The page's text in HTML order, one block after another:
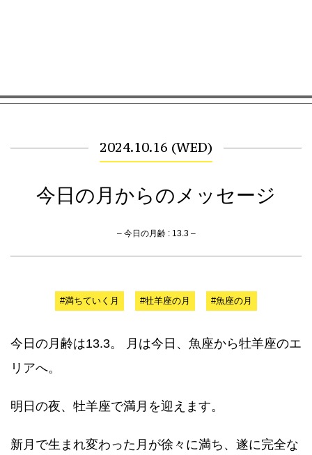
2024.10.16 (WED)
今日の月からのメッセージ
– 今日の月齢 : 13.3 –
#満ちていく月 #牡羊座の月 #魚座の月
今日の月齢は13.3。 月は今日、魚座から牡羊座のエ
リアへ。
明日の夜、牡羊座で満月を迎えます。
新月で生まれ変わった月が徐々に満ち、遂に完全な